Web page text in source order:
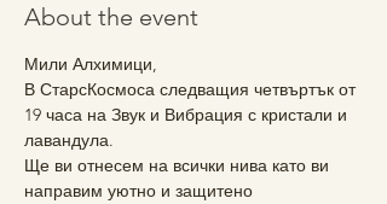
About the event
Мили Алхимици,
В СтарсКосмоса следващия четвъртък от
19 часа на Звук и Вибрация с кристали и
лавандула.
Ще ви отнесем на всички нива като ви
направим уютно и защитено